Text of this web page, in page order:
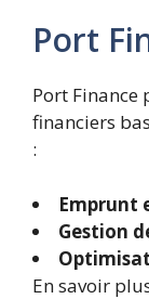
Port
Port Finance
financiers
:
Emprunt
Gestion
En savoir